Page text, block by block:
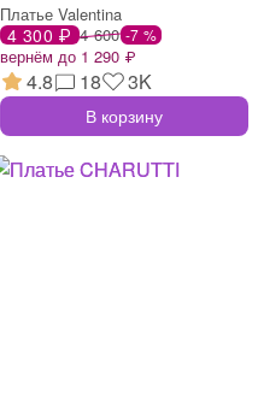
Платье Valentina
4 300 ₽ 4 600 -7 %
вернём до 1 290 ₽
4.8 18 3K
В корзину